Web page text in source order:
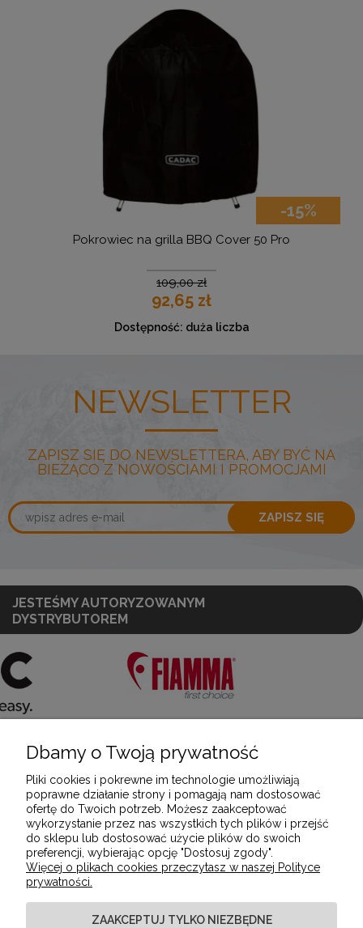
-15%
Pokrowiec na grilla BBQ Cover 50 Pro
109,00 zł
92,65 zł
Dostępność: duża liczba
NEWSLETTER
ZAPISZ SIĘ DO NEWSLETTERA, ABY BYĆ NA
BIEŻĄCO Z NOWOŚCIAMI I PROMOCJAMI
ZAPISZ SIĘ
JESTEŚMY AUTORYZOWANYM
DYSTRYBUTOREM
POMOC
MOJE KONTO
PŁATNOŚCI I DOSTAWA
Dbamy o Twoją prywatność
Pliki cookies i pokrewne im technologie umożliwiają
poprawne działanie strony i pomagają nam dostosować
ofertę do Twoich potrzeb. Możesz zaakceptować
wykorzystanie przez nas wszystkich tych plików i przejść
do sklepu lub dostosować użycie plików do swoich
preferencji, wybierając opcję "Dostosuj zgody".
Więcej o plikach cookies przeczytasz w naszej Polityce
prywatności.
ZAAKCEPTUJ TYLKO NIEZBĘDNE